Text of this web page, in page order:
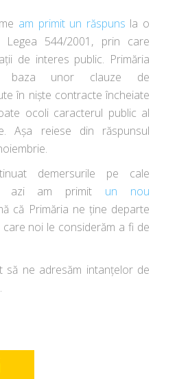
am primit un răspuns la o
544/2001, prin care
de interes public. Primăria
baza unor clauze de
în niște contracte încheiate
ocoli caracterul public al
Așa reiese din răspunsul
demersurile pe cale
azi am primit un nou
că Primăria ne ține departe
noi le considerăm a fi de
să ne adresăm intanțelor de